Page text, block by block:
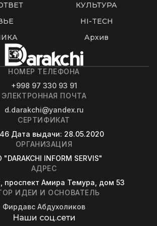
КУЛЬТУРА
HI-TECH
Архив
НОМЕР ТЕЛЕФОНА
+998 97 330 93 91
ЭЛЕКТРОННАЯ ПОЧТА
d.darakchi@yandex.ru
СЕРТИФИКАТ
Дата выдачи: 28.05.2020
ОРГАНИЗАЦИЯ
"DARAKCHI INFORM SERVIS"
АДРЕС
проспект Амира Темура, дом 53
ИДЕИ И ОСНОВАТЕЛЬ
Фирдавс Абдухоликов
Наши соц.сети